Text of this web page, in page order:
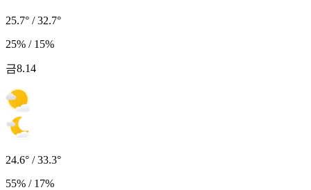
25.7° / 32.7°
25% / 15%
금8.14
24.6° / 33.3°
55% / 17%